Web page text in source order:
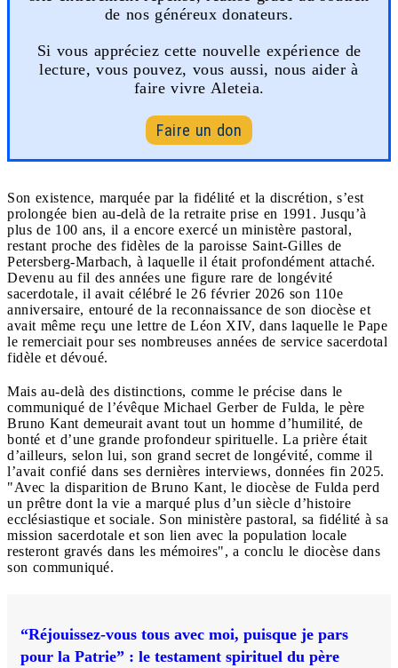
de nos généreux donateurs.
Si vous appréciez cette nouvelle expérience de
lecture, vous pouvez, vous aussi, nous aider à
faire vivre Aleteia.
Faire un don
Son existence, marquée par la fidélité et la discrétion, s’est
prolongée bien au-delà de la retraite prise en 1991. Jusqu’à
plus de 100 ans, il a encore exercé un ministère pastoral,
restant proche des fidèles de la paroisse Saint-Gilles de
Petersberg-Marbach, à laquelle il était profondément attaché.
Devenu au fil des années une figure rare de longévité
sacerdotale, il avait célébré le 26 février 2026 son 110e
anniversaire, entouré de la reconnaissance de son diocèse et
avait même reçu une lettre de Léon XIV, dans laquelle le Pape
le remerciait pour ses nombreuses années de service sacerdotal
fidèle et dévoué.
Mais au-delà des distinctions, comme le précise dans le
communiqué de l’évêque Michael Gerber de Fulda, le père
Bruno Kant demeurait avant tout un homme d’humilité, de
bonté et d’une grande profondeur spirituelle. La prière était
d’ailleurs, selon lui, son grand secret de longévité, comme il
l’avait confié dans ses dernières interviews, données fin 2025.
"Avec la disparition de Bruno Kant, le diocèse de Fulda perd
un prêtre dont la vie a marqué plus d’un siècle d’histoire
ecclésiastique et sociale. Son ministère pastoral, sa fidélité à sa
mission sacerdotale et son lien avec la population locale
resteront gravés dans les mémoires", a conclu le diocèse dans
son communiqué.
“Réjouissez-vous tous avec moi, puisque je pars
pour la Patrie” : le testament spirituel du père